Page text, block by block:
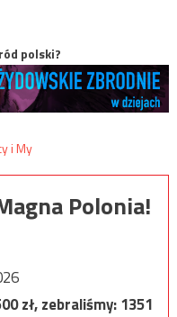
polski?
Polonia!
zł, zebraliśmy:1351